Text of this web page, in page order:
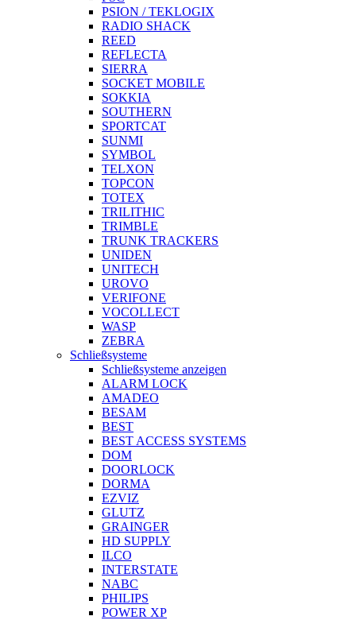
PSION / TEKLOGIX
RADIO SHACK
REED
REFLECTA
SIERRA
SOCKET MOBILE
SOKKIA
SOUTHERN
SPORTCAT
SUNMI
SYMBOL
TELXON
TOPCON
TOTEX
TRILITHIC
TRIMBLE
TRUNK TRACKERS
UNIDEN
UNITECH
UROVO
VERIFONE
VOCOLLECT
WASP
ZEBRA
Schließsysteme
Schließsysteme anzeigen
ALARM LOCK
AMADEO
BESAM
BEST
BEST ACCESS SYSTEMS
DOM
DOORLOCK
DORMA
EZVIZ
GLUTZ
GRAINGER
HD SUPPLY
ILCO
INTERSTATE
NABC
PHILIPS
POWER XP